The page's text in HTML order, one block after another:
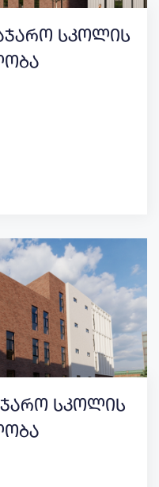
სკოლის
სკოლის